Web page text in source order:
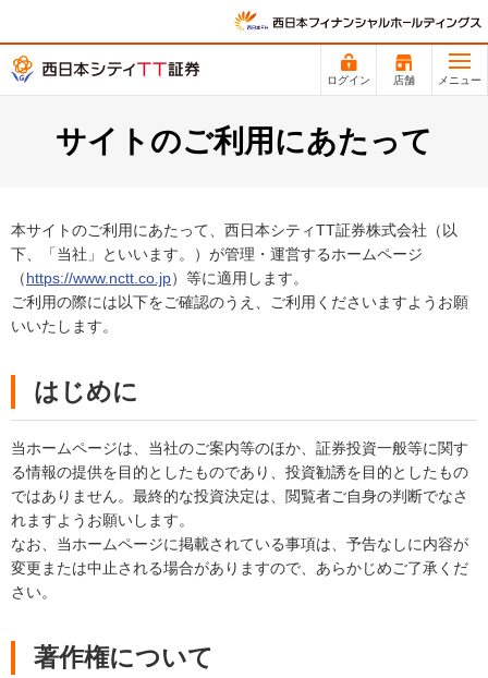
ログイン 店舗 メニュー
サイトのご利用にあたって
本サイトのご利用にあたって、西日本シティTT証券株式会社（以
下、「当社」といいます。）が管理・運営するホームページ
（https://www.nctt.co.jp）等に適用します。
ご利用の際には以下をご確認のうえ、ご利用くださいますようお願
いいたします。
はじめに
当ホームページは、当社のご案内等のほか、証券投資一般等に関す
る情報の提供を目的としたものであり、投資勧誘を目的としたもの
ではありません。最終的な投資決定は、閲覧者ご自身の判断でなさ
れますようお願いします。
なお、当ホームページに掲載されている事項は、予告なしに内容が
変更または中止される場合がありますので、あらかじめご了承くだ
さい。
著作権について